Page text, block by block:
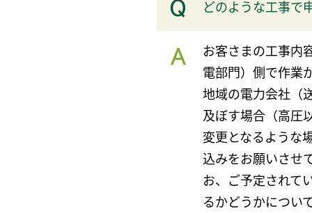
どのような工事で
お客さまの工事内
電部門）側で作業
地域の電力会社（
及ぼす場合（高圧
変更となるような
込みをお願いさせ
お、ご予定されて
るかどうかについ